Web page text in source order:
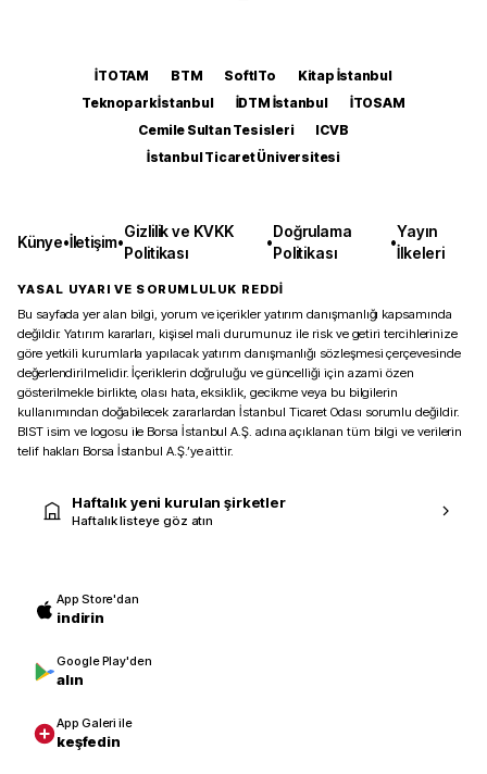
İTOTAM BTM SoftITo
Kitap İstanbul
Teknopark İstanbul
İDTM İstanbul
İTOSAM
Cemile Sultan Tesisleri
ICVB
İstanbul Ticaret Üniversitesi
Künye•İletişim•
Gizlilik ve KVKK
Politikası
•
Doğrulama
Politikası
•
Yayın
İlkeleri
YASAL UYARI VE SORUMLULUK REDDİ
Bu sayfada yer alan bilgi, yorum ve içerikler yatırım danışmanlığı kapsamında
değildir. Yatırım kararları, kişisel mali durumunuz ile risk ve getiri tercihlerinize
göre yetkili kurumlarla yapılacak yatırım danışmanlığı sözleşmesi çerçevesinde
değerlendirilmelidir. İçeriklerin doğruluğu ve güncelliği için azami özen
gösterilmekle birlikte, olası hata, eksiklik, gecikme veya bu bilgilerin
kullanımından doğabilecek zararlardan İstanbul Ticaret Odası sorumlu değildir.
BIST isim ve logosu ile Borsa İstanbul A.Ş. adına açıklanan tüm bilgi ve verilerin
telif hakları Borsa İstanbul A.Ş.’ye aittir.
Haftalık yeni kurulan şirketler
Haftalık listeye göz atın
App Store'dan
indirin
Google Play'den
alın
App Galeri ile
keşfedin